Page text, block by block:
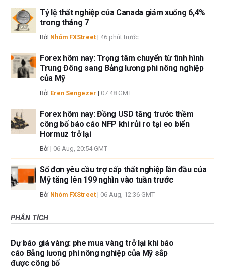
Tỷ lệ thất nghiệp của Canada giảm xuống 6,4%
trong tháng 7
Bởi Nhóm FXStreet | 46 phút trước
Forex hôm nay: Trọng tâm chuyển từ tình hình
Trung Đông sang Bảng lương phi nông nghiệp
của Mỹ
Bởi Eren Sengezer | 07:48 GMT
Forex hôm nay: Đồng USD tăng trước thềm
công bố báo cáo NFP khi rủi ro tại eo biển
Hormuz trở lại
Bởi | 06 Aug, 20:54 GMT
Số đơn yêu cầu trợ cấp thất nghiệp lần đầu của
Mỹ tăng lên 199 nghìn vào tuần trước
Bởi Nhóm FXStreet | 06 Aug, 12:36 GMT
PHÂN TÍCH
Dự báo giá vàng: phe mua vàng trở lại khi báo
cáo Bảng lương phi nông nghiệp của Mỹ sắp
được công bố